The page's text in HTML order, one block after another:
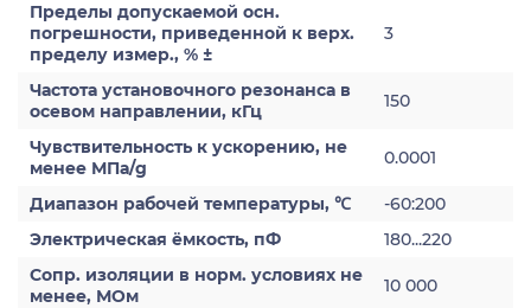
Пределы допускаемой осн.
погрешности, приведенной к верх.
пределу измер., % ±
3
Частота установочного резонанса в
осевом направлении, кГц
150
Чувствительность к ускорению, не
менее МПа/g
0.0001
Диапазон рабочей температуры, ℃
-60:200
Электрическая ёмкость, пФ
180...220
Сопр. изоляции в норм. условиях не
менее, МОм
10 000